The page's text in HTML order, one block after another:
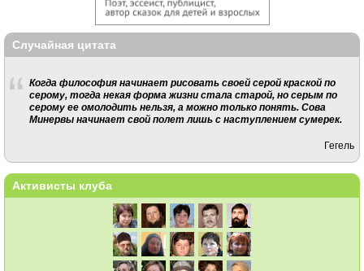
Случайная цитата
Когда философия начинает рисовать своей серой краской по
серому, тогда некая форма жизни стала старой, но серым по
серому ее омолодить нельзя, а можно только понять. Сова
Минервы начинает свой полет лишь с наступлением сумерек.
Гегель
Активисты клуба